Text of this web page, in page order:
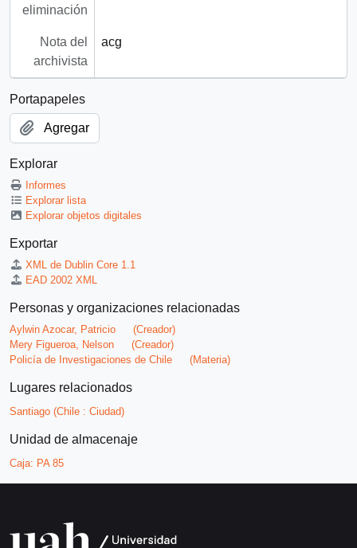
eliminación
Nota del
archivista
acg
Portapapeles
Agregar
Explorar
Informes
Explorar lista
Explorar objetos digitales
Exportar
XML de Dublin Core 1.1
EAD 2002 XML
Personas y organizaciones relacionadas
Aylwin Azocar, Patricio
(Creador)
Mery Figueroa, Nelson
(Creador)
Policía de Investigaciones de Chile
(Materia)
Lugares relacionados
Santiago (Chile : Ciudad)
Unidad de almacenaje
Caja: PA 85